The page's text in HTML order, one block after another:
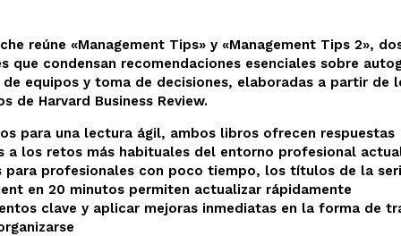
reúne «Management Tips» y «Management Tips 2»,
que condensan recomendaciones esenciales sobre
equipos y toma de decisiones, elaboradas a partir de
de Harvard Business Review.
para una lectura ágil, ambos libros ofrecen respuestas
a los retos más habituales del entorno profesional
para profesionales con poco tiempo, los títulos de la
en 20 minutos permiten actualizar rápidamente
clave y aplicar mejoras inmediatas en la forma de